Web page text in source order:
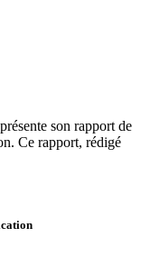
son rapport de
Ce rapport, rédigé